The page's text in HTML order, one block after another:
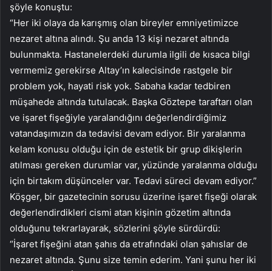
şöyle konuştu:
“Her iki olaya da karışmış olan bireyler emniyetimizce
nezaret altına alındı. Şu anda 13 kişi nezaret altında
bulunmakta. Hastanelerdeki durumla ilgili de kısaca bilgi
vermemiz gerekirse Altay’ın kalecisinde rastgele bir
problem yok, hayati risk yok. Sabaha kadar tedbiren
müşahede altında tutulacak. Başka Göztepe taraftarı olan
ve işaret fişeğiyle yaralandığını değerlendirdiğimiz
vatandaşımızın da tedavisi devam ediyor. Bir yaralanma
kelam konusu olduğu için de estetik bir grup dikişlerin
atılması gereken durumlar var, yüzünde yaralanma olduğu
için birtakım düşünceler var. Tedavi süreci devam ediyor.”
Köşger, bir gazetecinin sorusu üzerine işaret fişeği olarak
değerlendirdikleri cismi atan kişinin gözetim altında
olduğunu tekrarlayarak, sözlerini şöyle sürdürdü:
“İşaret fişeğini atan şahıs da etrafındaki olan şahıslar de
nezaret altında. Şunu size temin ederim. Yani şunu her iki